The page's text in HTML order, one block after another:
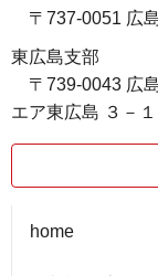
〒737-0051 広
東広島支部
〒739-0043 広
エア東広島 ３－１
home